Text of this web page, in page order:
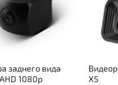
заднего вида
1080p
X5